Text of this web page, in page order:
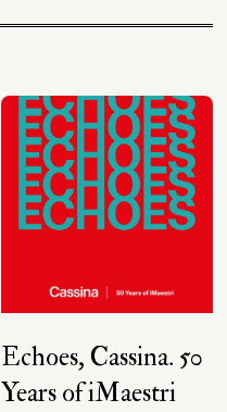
Echoes, Cassina. 50
Years of iMaestri